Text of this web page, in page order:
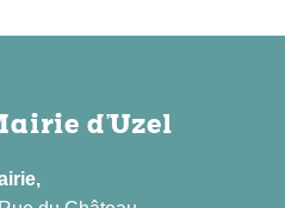
d'Uzel